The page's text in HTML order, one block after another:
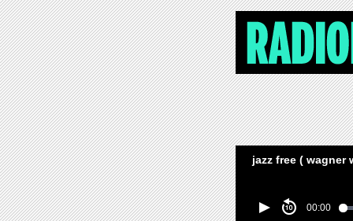
jazz free ( wagner
00:00